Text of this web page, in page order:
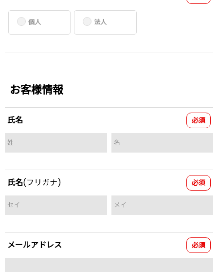
個人 法人
お客様情報
氏名 必須
氏名(フリガナ) 必須
メールアドレス 必須